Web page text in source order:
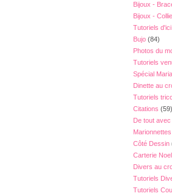
Bijoux -
Bijoux -
Tutoriels
Bujo (84)
Photos du
Tutoriels
Spécial
Dinette au
Tutoriels
Citations (59)
De tout avec
Côté Dessin
Carterie
Divers au
Tutoriels
Tutoriels